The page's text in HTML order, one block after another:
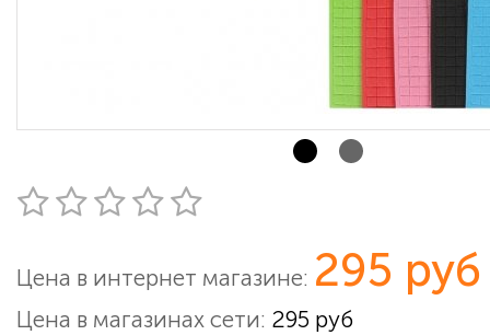
Цена в интернет магазине: 295 руб
Цена в магазинах сети: 295 руб